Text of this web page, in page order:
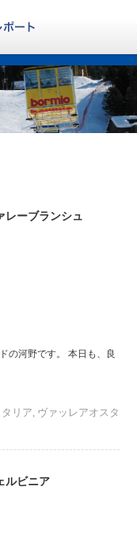
レーブランシュ
の河野です。 本日も、良
タリア, ヴァッレアオスタ
ルビニア